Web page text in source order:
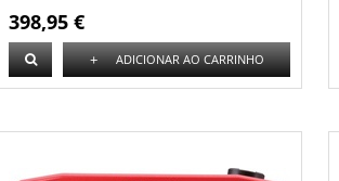
398,95 €
+ ADICIONAR AO CARRINHO